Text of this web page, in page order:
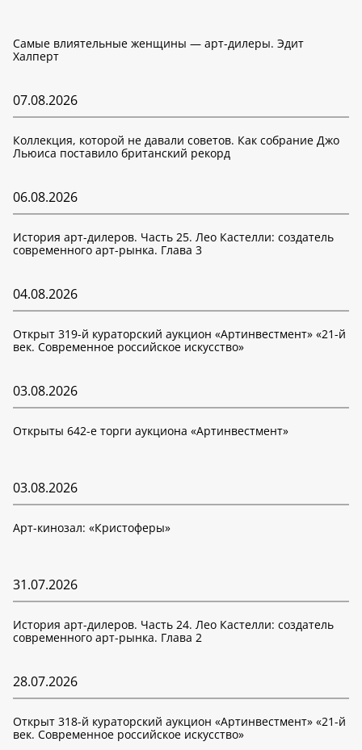
Самые влиятельные женщины — арт-дилеры. Эдит
Халперт
07.08.2026
Коллекция, которой не давали советов. Как собрание Джо
Льюиса поставило британский рекорд
06.08.2026
История арт-дилеров. Часть 25. Лео Кастелли: создатель
современного арт-рынка. Глава 3
04.08.2026
Открыт 319-й кураторский аукцион «Артинвестмент» «21-й
век. Современное российское искусство»
03.08.2026
Открыты 642-е торги аукциона «Артинвестмент»
03.08.2026
Арт-кинозал: «Кристоферы»
31.07.2026
История арт-дилеров. Часть 24. Лео Кастелли: создатель
современного арт-рынка. Глава 2
28.07.2026
Открыт 318-й кураторский аукцион «Артинвестмент» «21-й
век. Современное российское искусство»